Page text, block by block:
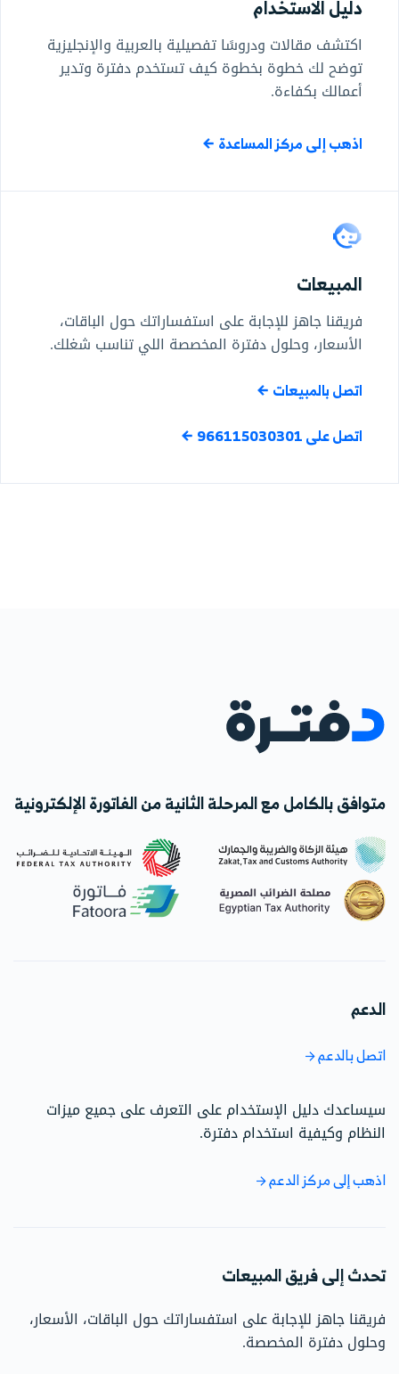
دليل الاستخدام
اكتشف مقالات ودروسًا تفصيلية بالعربية والإنجليزية
توضح لك خطوة بخطوة كيف تستخدم دفترة وتدير
أعمالك بكفاءة.
اذهب إلى مركز المساعدة
المبيعات
فريقنا جاهز للإجابة على استفساراتك حول الباقات،
الأسعار، وحلول دفترة المخصصة اللي تناسب شغلك.
اتصل بالمبيعات
اتصل على 966115030301
متوافق بالكامل مع المرحلة الثانية من الفاتورة الإلكترونية
الدعم
اتصل بالدعم
سيساعدك دليل الإستخدام على التعرف على جميع ميزات
النظام وكيفية استخدام دفترة.
اذهب إلى مركز الدعم
تحدث إلى فريق المبيعات
فريقنا جاهز للإجابة على استفساراتك حول الباقات، الأسعار،
وحلول دفترة المخصصة.